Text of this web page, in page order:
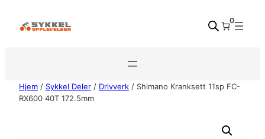
0
Hjem / Sykkel Deler / Drivverk / Shimano Kranksett 11sp FC-
RX600 40T 172.5mm